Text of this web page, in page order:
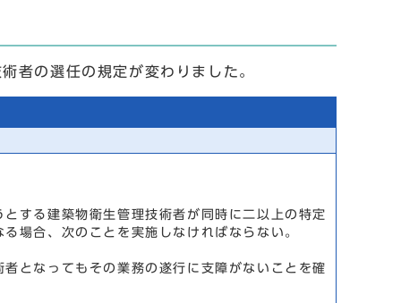
者の選任の規定が変わりました。
する建築物衛生管理技術者が同時に二以上の特定
場合、次のことを実施しなければならない。
となってもその業務の遂行に支障がないことを確